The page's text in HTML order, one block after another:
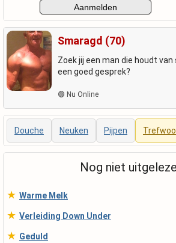
Smaragd (70)
Zoek jij een man die houdt
een goed gesprek?
🟢 Nu Online
Douche Neuken Pijpen
Nog niet
★ Warme Melk
★ Verleiding Down Under
★ Geduld